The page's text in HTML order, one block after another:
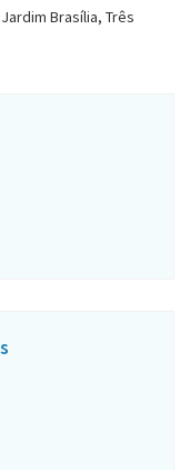
Brasília, Três